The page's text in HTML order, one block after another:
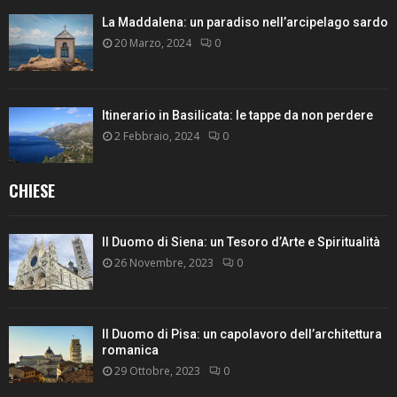
La Maddalena: un paradiso nell’arcipelago sardo
20 Marzo, 2024 0
Itinerario in Basilicata: le tappe da non perdere
2 Febbraio, 2024 0
CHIESE
Il Duomo di Siena: un Tesoro d’Arte e Spiritualità
26 Novembre, 2023 0
Il Duomo di Pisa: un capolavoro dell’architettura
romanica
29 Ottobre, 2023 0